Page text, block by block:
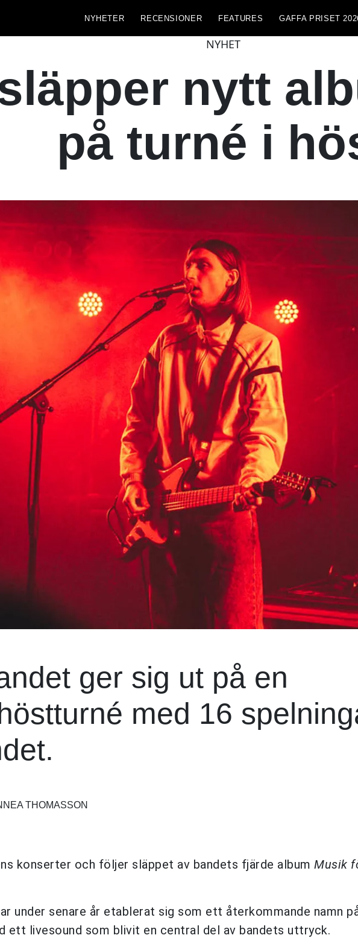
NYHETER RECENSIONER FEATURES GAFFA PRISET
NYHET
nytt
på turné i
ger sig ut på en
med 16
THOMASSON
konserter och följer släppet av bandets fjärde album Musik
under senare år etablerat sig som ett återkommande namn
ett livesound som blivit en central del av bandets uttryck.